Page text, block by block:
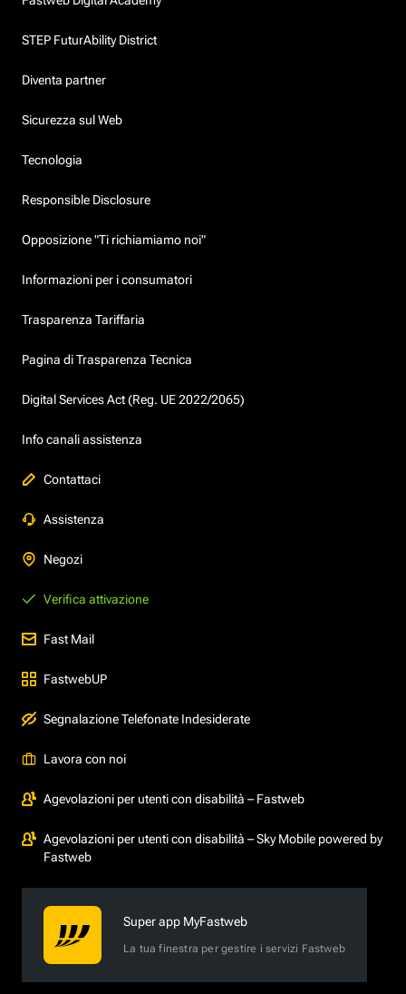
STEP FuturAbility District
Diventa partner
Sicurezza sul Web
Tecnologia
Responsible Disclosure
Opposizione "Ti richiamiamo noi"
Informazioni per i consumatori
Trasparenza Tariffaria
Pagina di Trasparenza Tecnica
Digital Services Act (Reg. UE 2022/2065)
Info canali assistenza
Contattaci
Assistenza
Negozi
Verifica attivazione
Fast Mail
FastwebUP
Segnalazione Telefonate Indesiderate
Lavora con noi
Agevolazioni per utenti con disabilità – Fastweb
Agevolazioni per utenti con disabilità – Sky Mobile powered by
Fastweb
Super app MyFastweb
La tua finestra per gestire i servizi Fastweb